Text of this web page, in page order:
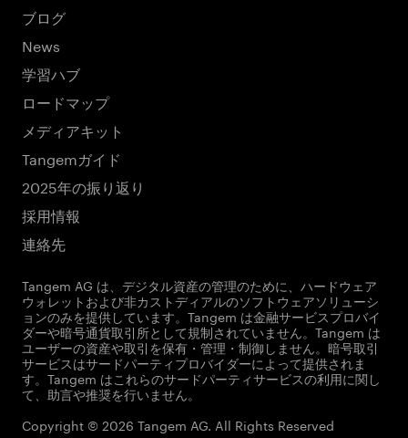
ブログ
News
学習ハブ
ロードマップ
メディアキット
Tangemガイド
2025年の振り返り
採用情報
連絡先
Tangem AG は、デジタル資産の管理のために、ハードウェア
ウォレットおよび非カストディアルのソフトウェアソリューシ
ョンのみを提供しています。Tangem は金融サービスプロバイ
ダーや暗号通貨取引所として規制されていません。Tangem は
ユーザーの資産や取引を保有・管理・制御しません。暗号取引
サービスはサードパーティプロバイダーによって提供されま
す。Tangem はこれらのサードパーティサービスの利用に関し
て、助言や推奨を行いません。